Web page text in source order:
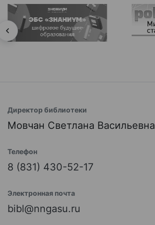
Директор библиотеки
Мовчан Светлана Васильевна
Телефон
8 (831) 430-52-17
Электронная почта
bibl@nngasu.ru